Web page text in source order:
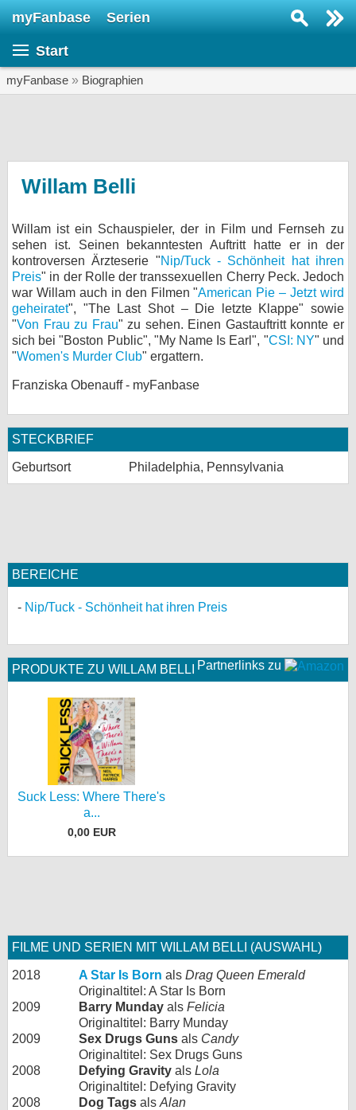
myFanbase Serien
Start
myFanbase » Biographien
Willam Belli
Willam ist ein Schauspieler, der in Film und Fernseh zu
sehen ist. Seinen bekanntesten Auftritt hatte er in der
kontroversen Ärzteserie "Nip/Tuck - Schönheit hat ihren
Preis" in der Rolle der transsexuellen Cherry Peck. Jedoch
war Willam auch in den Filmen "American Pie – Jetzt wird
geheiratet", "The Last Shot – Die letzte Klappe" sowie
"Von Frau zu Frau" zu sehen. Einen Gastauftritt konnte er
sich bei "Boston Public", "My Name Is Earl", "CSI: NY" und
"Women's Murder Club" ergattern.
Franziska Obenauff - myFanbase
STECKBRIEF
Geburtsort Philadelphia, Pennsylvania
BEREICHE
Nip/Tuck - Schönheit hat ihren Preis
Partnerlinks zu
PRODUKTE ZU WILLAM BELLI
Suck Less: Where There's
a...
0,00 EUR
FILME UND SERIEN MIT WILLAM BELLI (AUSWAHL)
2018 A Star Is Born als Drag Queen Emerald
Originaltitel: A Star Is Born
2009
Barry Munday als Felicia
Originaltitel: Barry Munday
2009
Sex Drugs Guns als Candy
Originaltitel: Sex Drugs Guns
2008
Defying Gravity als Lola
Originaltitel: Defying Gravity
2008
Dog Tags als Alan
KULTUR
Specials
SERVICE
Gewinnspiele
Forum
bei X
bei Facebook
Kontakt
Cookie-Einstellungen
Impressum
myFanbase